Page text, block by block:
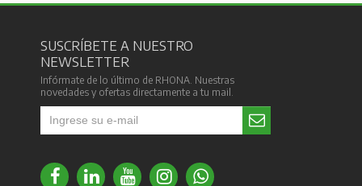
SUSCRÍBETE A NUESTRO
NEWSLETTER
Infórmate de lo último de RHONA. Nuestras
novedades y ofertas directamente a tu mail.